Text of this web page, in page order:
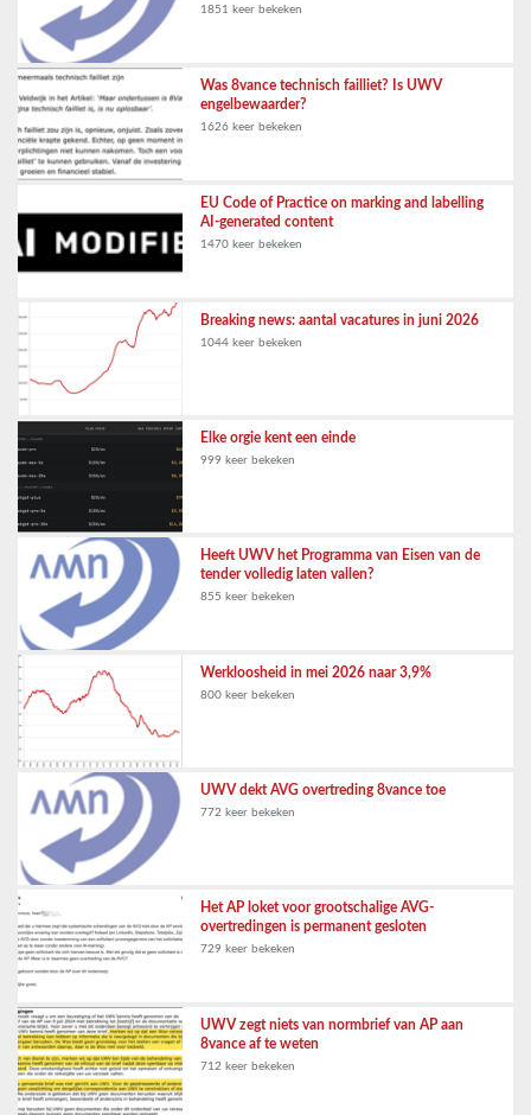
1851 keer bekeken
Was 8vance technisch failliet? Is UWV
engelbewaarder?
1626 keer bekeken
EU Code of Practice on marking and labelling
AI-generated content
1470 keer bekeken
Breaking news: aantal vacatures in juni 2026
1044 keer bekeken
Elke orgie kent een einde
999 keer bekeken
Heeft UWV het Programma van Eisen van de
tender volledig laten vallen?
855 keer bekeken
Werkloosheid in mei 2026 naar 3,9%
800 keer bekeken
UWV dekt AVG overtreding 8vance toe
772 keer bekeken
Het AP loket voor grootschalige AVG-
overtredingen is permanent gesloten
729 keer bekeken
UWV zegt niets van normbrief van AP aan
8vance af te weten
712 keer bekeken